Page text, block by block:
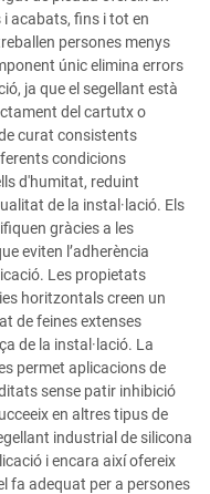
acabats, fins i tot en
persones menys
únic elimina errors
ja que el segellant està
del cartutx o
curat consistents
condicions
d'humitat, reduint
de la instal·lació. Els
gràcies a les
eviten l’adherència
Les propietats
horitzontals creen un
de feines extenses
de la instal·lació. La
permet aplicacions de
sense patir inhibició
en altres tipus de
industrial de silicona
i encara així ofereix
fa adequat per a persones